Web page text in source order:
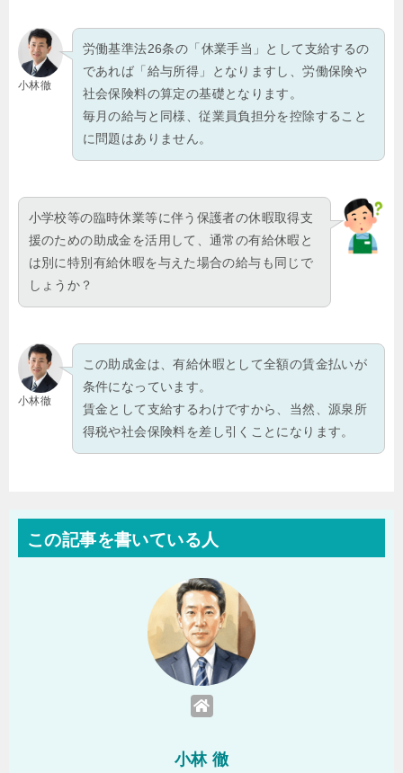
小林徹
労働基準法26条の「休業手当」として支給するの
であれば「給与所得」となりますし、労働保険や
社会保険料の算定の基礎となります。
毎月の給与と同様、従業員負担分を控除すること
に問題はありません。
小学校等の臨時休業等に伴う保護者の休暇取得支
援のための助成金を活用して、通常の有給休暇と
は別に特別有給休暇を与えた場合の給与も同じで
しょうか？
小林徹
この助成金は、有給休暇として全額の賃金払いが
条件になっています。
賃金として支給するわけですから、当然、源泉所
得税や社会保険料を差し引くことになります。
この記事を書いている人
小林 徹